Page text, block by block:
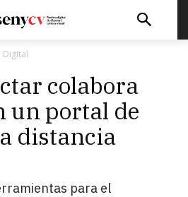
Digital
colabora
un portal de
distancia
para el